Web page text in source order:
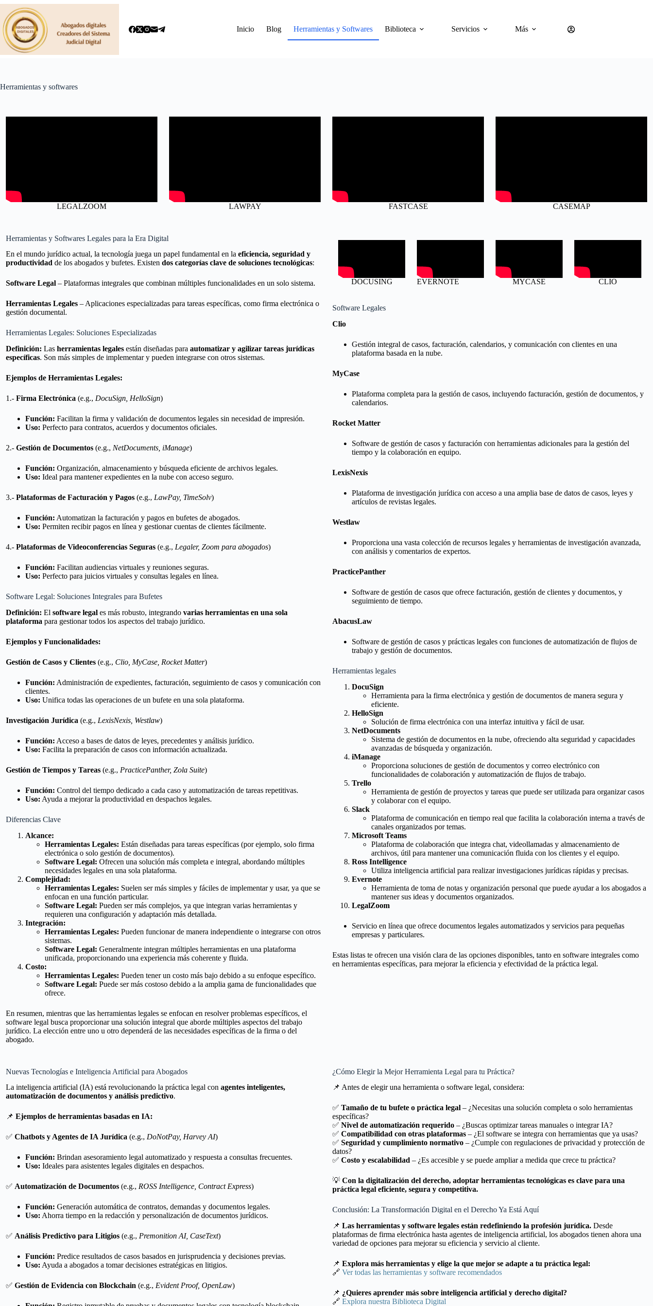
Saltar
contenido
Inicio
Blog Herramientas y Softwares Biblioteca Servicios Más
Herramientas y softwares
LEGALZOOM LAWPAY FASTCASE CASEMAP
Herramientas y Softwares Legales para la Era Digital
En el mundo jurídico actual, la tecnología juega un papel fundamental en la eficiencia, seguridad y
productividad de los abogados y bufetes. Existen dos categorías clave de soluciones tecnológicas:
Software Legal – Plataformas integrales que combinan múltiples funcionalidades en un solo sistema.
Herramientas Legales – Aplicaciones especializadas para tareas específicas, como firma electrónica o
gestión documental.
Herramientas Legales: Soluciones Especializadas
Definición: Las herramientas legales están diseñadas para automatizar y agilizar tareas jurídicas
específicas. Son más simples de implementar y pueden integrarse con otros sistemas.
Ejemplos de Herramientas Legales:
1.- Firma Electrónica (e.g., DocuSign, HelloSign)
Función: Facilitan la firma y validación de documentos legales sin necesidad de impresión.
Uso: Perfecto para contratos, acuerdos y documentos oficiales.
2.- Gestión de Documentos (e.g., NetDocuments, iManage)
Función: Organización, almacenamiento y búsqueda eficiente de archivos legales.
Uso: Ideal para mantener expedientes en la nube con acceso seguro.
3.- Plataformas de Facturación y Pagos (e.g., LawPay, TimeSolv)
Función: Automatizan la facturación y pagos en bufetes de abogados.
Uso: Permiten recibir pagos en línea y gestionar cuentas de clientes fácilmente.
4.- Plataformas de Videoconferencias Seguras (e.g., Legaler, Zoom para abogados)
Función: Facilitan audiencias virtuales y reuniones seguras.
Uso: Perfecto para juicios virtuales y consultas legales en línea.
Software Legal: Soluciones Integrales para Bufetes
Definición: El software legal es más robusto, integrando varias herramientas en una sola
plataforma para gestionar todos los aspectos del trabajo jurídico.
Ejemplos y Funcionalidades:
Gestión de Casos y Clientes (e.g., Clio, MyCase, Rocket Matter)
Función: Administración de expedientes, facturación, seguimiento de casos y comunicación con
clientes.
Uso: Unifica todas las operaciones de un bufete en una sola plataforma.
Investigación Jurídica (e.g., LexisNexis, Westlaw)
Función: Acceso a bases de datos de leyes, precedentes y análisis jurídico.
Uso: Facilita la preparación de casos con información actualizada.
Gestión de Tiempos y Tareas (e.g., PracticePanther, Zola Suite)
Función: Control del tiempo dedicado a cada caso y automatización de tareas repetitivas.
Uso: Ayuda a mejorar la productividad en despachos legales.
Diferencias Clave
Alcance:
Herramientas Legales: Están diseñadas para tareas específicas (por ejemplo, solo firma
electrónica o solo gestión de documentos).
Software Legal: Ofrecen una solución más completa e integral, abordando múltiples
necesidades legales en una sola plataforma.
Complejidad:
Herramientas Legales: Suelen ser más simples y fáciles de implementar y usar, ya que se
enfocan en una función particular.
Software Legal: Pueden ser más complejos, ya que integran varias herramientas y
requieren una configuración y adaptación más detallada.
Integración:
Herramientas Legales: Pueden funcionar de manera independiente o integrarse con otros
sistemas.
Software Legal: Generalmente integran múltiples herramientas en una plataforma
unificada, proporcionando una experiencia más coherente y fluida.
Costo:
Herramientas Legales: Pueden tener un costo más bajo debido a su enfoque específico.
Software Legal: Puede ser más costoso debido a la amplia gama de funcionalidades que
ofrece.
En resumen, mientras que las herramientas legales se enfocan en resolver problemas específicos, el
software legal busca proporcionar una solución integral que aborde múltiples aspectos del trabajo
jurídico. La elección entre uno u otro dependerá de las necesidades específicas de la firma o del
abogado.
DOCUSING EVERNOTE MYCASE CLIO
Software Legales
Clio
Gestión integral de casos, facturación, calendarios, y comunicación con clientes en una
plataforma basada en la nube.
MyCase
Plataforma completa para la gestión de casos, incluyendo facturación, gestión de documentos, y
calendarios.
Rocket Matter
Software de gestión de casos y facturación con herramientas adicionales para la gestión del
tiempo y la colaboración en equipo.
LexisNexis
Plataforma de investigación jurídica con acceso a una amplia base de datos de casos, leyes y
artículos de revistas legales.
Westlaw
Proporciona una vasta colección de recursos legales y herramientas de investigación avanzada,
con análisis y comentarios de expertos.
PracticePanther
Software de gestión de casos que ofrece facturación, gestión de clientes y documentos, y
seguimiento de tiempo.
AbacusLaw
Software de gestión de casos y prácticas legales con funciones de automatización de flujos de
trabajo y gestión de documentos.
Herramientas legales
DocuSign
Herramienta para la firma electrónica y gestión de documentos de manera segura y
eficiente.
HelloSign
Solución de firma electrónica con una interfaz intuitiva y fácil de usar.
NetDocuments
Sistema de gestión de documentos en la nube, ofreciendo alta seguridad y capacidades
avanzadas de búsqueda y organización.
iManage
Proporciona soluciones de gestión de documentos y correo electrónico con
funcionalidades de colaboración y automatización de flujos de trabajo.
Trello
Herramienta de gestión de proyectos y tareas que puede ser utilizada para organizar casos
y colaborar con el equipo.
Slack
Plataforma de comunicación en tiempo real que facilita la colaboración interna a través de
canales organizados por temas.
Microsoft Teams
Plataforma de colaboración que integra chat, videollamadas y almacenamiento de
archivos, útil para mantener una comunicación fluida con los clientes y el equipo.
Ross Intelligence
Utiliza inteligencia artificial para realizar investigaciones jurídicas rápidas y precisas.
Evernote
Herramienta de toma de notas y organización personal que puede ayudar a los abogados a
mantener sus ideas y documentos organizados.
LegalZoom
Servicio en línea que ofrece documentos legales automatizados y servicios para pequeñas
empresas y particulares.
Estas listas te ofrecen una visión clara de las opciones disponibles, tanto en software integrales como
en herramientas específicas, para mejorar la eficiencia y efectividad de la práctica legal.
Nuevas Tecnologías e Inteligencia Artificial para Abogados
La inteligencia artificial (IA) está revolucionando la práctica legal con agentes inteligentes,
automatización de documentos y análisis predictivo.
📌 Ejemplos de herramientas basadas en IA:
✅ Chatbots y Agentes de IA Jurídica (e.g., DoNotPay, Harvey AI)
Función: Brindan asesoramiento legal automatizado y respuesta a consultas frecuentes.
Uso: Ideales para asistentes legales digitales en despachos.
✅ Automatización de Documentos (e.g., ROSS Intelligence, Contract Express)
Función: Generación automática de contratos, demandas y documentos legales.
Uso: Ahorra tiempo en la redacción y personalización de documentos jurídicos.
✅ Análisis Predictivo para Litigios (e.g., Premonition AI, CaseText)
Función: Predice resultados de casos basados en jurisprudencia y decisiones previas.
Uso: Ayuda a abogados a tomar decisiones estratégicas en litigios.
✅ Gestión de Evidencia con Blockchain (e.g., Evident Proof, OpenLaw)
¿Cómo Elegir la Mejor Herramienta Legal para tu Práctica?
📌 Antes de elegir una herramienta o software legal, considera:
✅ Tamaño de tu bufete o práctica legal – ¿Necesitas una solución completa o solo herramientas
específicas?
✅ Nivel de automatización requerido – ¿Buscas optimizar tareas manuales o integrar IA?
✅ Compatibilidad con otras plataformas – ¿El software se integra con herramientas que ya usas?
✅ Seguridad y cumplimiento normativo – ¿Cumple con regulaciones de privacidad y protección de
datos?
✅ Costo y escalabilidad – ¿Es accesible y se puede ampliar a medida que crece tu práctica?
💡 Con la digitalización del derecho, adoptar herramientas tecnológicas es clave para una
práctica legal eficiente, segura y competitiva.
Conclusión: La Transformación Digital en el Derecho Ya Está Aquí
📌 Las herramientas y software legales están redefiniendo la profesión jurídica. Desde
plataformas de firma electrónica hasta agentes de inteligencia artificial, los abogados tienen ahora una
variedad de opciones para mejorar su eficiencia y servicio al cliente.
📌 Explora más herramientas y elige la que mejor se adapte a tu práctica legal:
🔗 Ver todas las herramientas y software recomendados
📌 ¿Quieres aprender más sobre inteligencia artificial y derecho digital?
🔗 Explora nuestra Biblioteca Digital